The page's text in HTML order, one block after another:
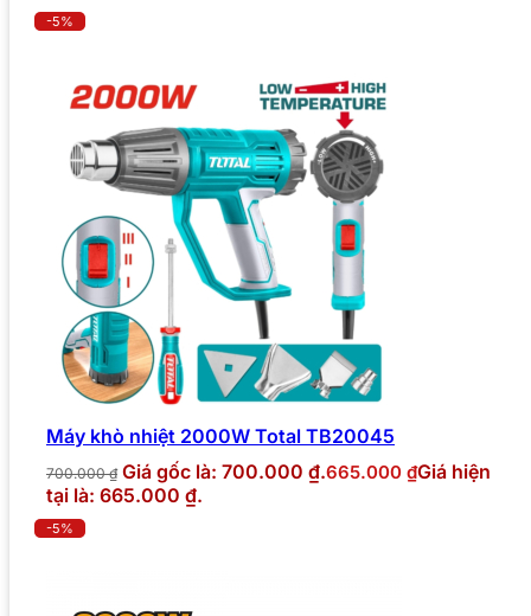
-5%
Máy khò nhiệt 2000W Total TB20045
700.000₫ Giá gốc là: 700.000 ₫.665.000 ₫Giá hiện
tại là: 665.000 ₫.
-5%